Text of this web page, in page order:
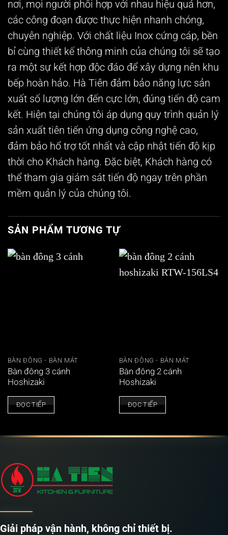
nơi, mọi người phối hợp với nhau hiệu quả hơn,
các công đoạn được thực hiện nhanh chóng,
chuyên nghiệp. Với chất liệu Inox cứng cáp, bền
bỉ cùng thiết kế thông minh của chúng tôi sẽ tạo
ra một sự kết hợp độc đáo để xây dựng nên khu
bếp hoàn hảo. Hà Tiên đảm bảo năng lực sản
xuất số lượng lớn đến cực lớn, đúng tiến độ cam
kết. Hiện tại chúng tôi áp dụng quy trình quản lý
sản xuất tiên tiến ứng dụng công nghệ cao,
đảm bảo hổ trợ tốt nhất và cập nhật tiến độ kịp
thời cho Khách hàng. Đặc biệt, Khách hàng có
thể tham gia giám sát tiến độ ngay trên phần
mềm quản lý của chúng tôi.
SẢN PHẨM TƯƠNG TỰ
BÀN ĐÔNG - BÀN MÁT
Bàn đông 3 cánh
Hoshizaki
ĐỌC TIẾP
BÀN ĐÔNG - BÀN MÁT
Bàn đông 2 cánh
Hoshizaki
ĐỌC TIẾP
Giải pháp vận hành, không chỉ thiết bị.